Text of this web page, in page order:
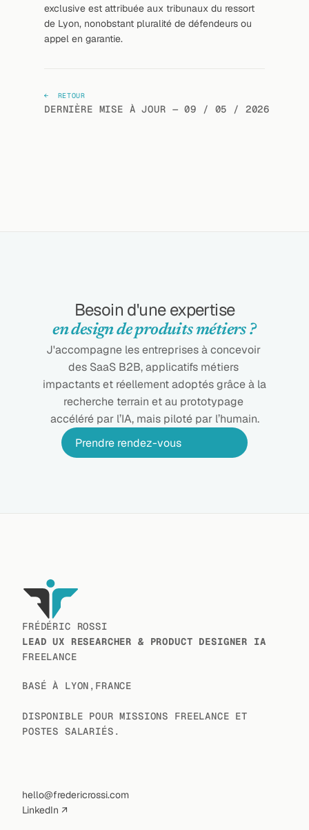
exclusive est attribuée aux tribunaux du ressort
de Lyon, nonobstant pluralité de défendeurs ou
appel en garantie.
←  RETOUR
DERNIÈRE MISE À JOUR — 09 / 05 / 2026
Besoin d'une expertise
en design de produits métiers ?
J'accompagne les entreprises à concevoir
des SaaS B2B, applicatifs métiers
impactants et réellement adoptés grâce à la
recherche terrain et au prototypage
accéléré par l’IA, mais piloté par l’humain.
Prendre rendez-vous
FRÉDÉRIC ROSSI
LEAD UX RESEARCHER & PRODUCT DESIGNER IA
FREELANCE
BASÉ À LYON,FRANCE
DISPONIBLE POUR MISSIONS FREELANCE ET
POSTES SALARIÉS.
hello@fredericrossi.com
LinkedIn ↗